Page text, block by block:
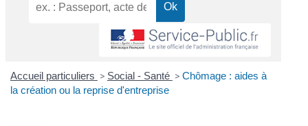
Accueil particuliers > Social - Santé > Chômage : aides à
la création ou la reprise d'entreprise